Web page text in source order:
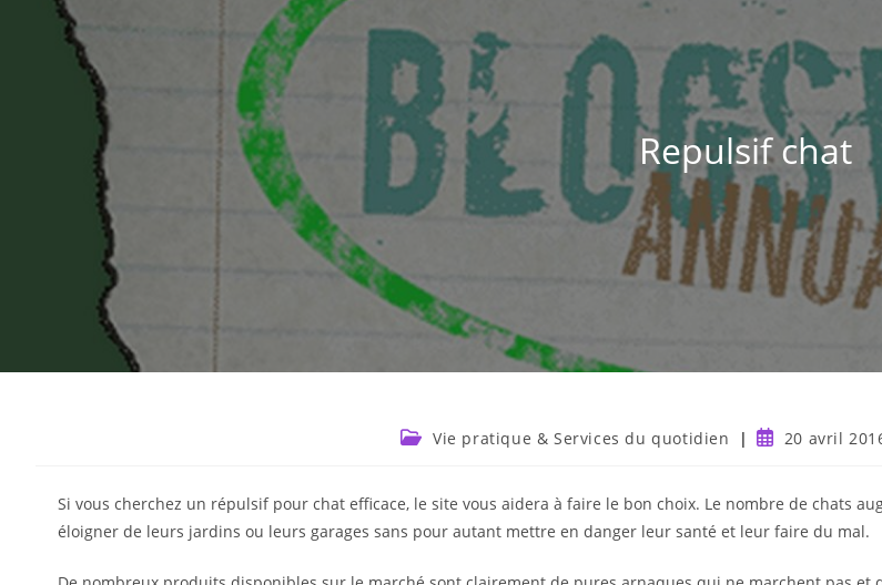
Repulsif chat
Vie pratique & Services du quotidien 20 avril
Si vous cherchez un répulsif pour chat efficace, le site vous aidera à faire le bon choix. Le nombre de chats
éloigner de leurs jardins ou leurs garages sans pour autant mettre en danger leur santé et leur faire du mal.